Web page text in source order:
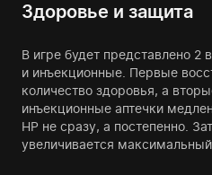
Здоровье и защита
В игре будет представлено 2
и инъекционные. Первые
количество здоровья, а
инъекционные аптечки
HP не сразу, а постепенно.
увеличивается